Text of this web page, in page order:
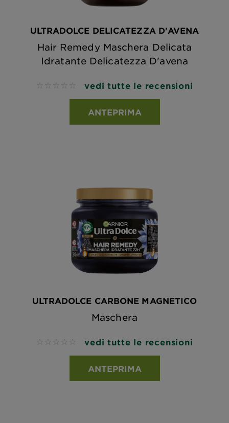
ULTRADOLCE DELICATEZZA D'AVENA
Hair Remedy Maschera Delicata
Idratante Delicatezza D'avena
No reviews vedi tutte le recensioni
ANTEPRIMA
ULTRADOLCE CARBONE MAGNETICO
Maschera
No reviews vedi tutte le recensioni
ANTEPRIMA